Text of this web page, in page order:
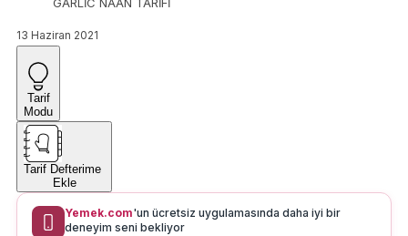
13 Haziran 2021
Tarif
Modu
Tarif Defterime
Ekle
Yemek.com'un ücretsiz uygulamasında daha iyi bir
deneyim seni bekliyor